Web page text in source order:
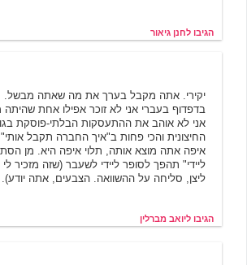
הגיבו לחנן גיאור
יקירי. אתה מקבל בערך את מה שאתה מבשל.
בדפדוף בעברי אני לא זוכר אפילו אחת
אני לא אוהב את ההתעסקות הבלתי-פוסקת
החיצונית והכי פחות ב"איך החברה תקבל
איפה אתה מוצא אותה, תלוי איפה היא. מן
ליידי" תהפך לסופר ליידי לשעבר (שזה מזכיר
ליצן, סליחה על ההשוואה. הצבעים, אתה יודע).
הגיבו ליואב מברלין